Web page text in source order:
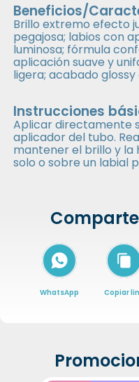
Beneficios/
Brillo extremo efecto
pegajosa; labios con
luminosa; fórmula
aplicación suave y
ligera; acabado
Instrucciones
Aplicar directamente
aplicador del tubo.
mantener el brillo y la
solo o sobre un labial
WhatsApp Copiar